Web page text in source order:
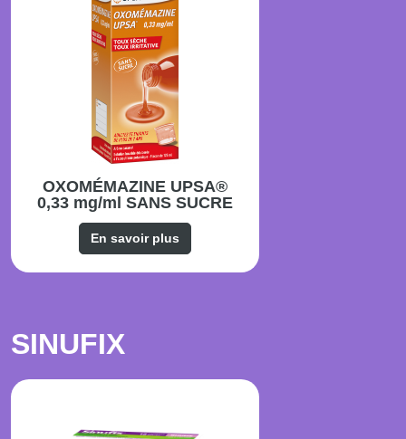
OXOMÉMAZINE UPSA®
0,33 mg/ml SANS SUCRE
En savoir plus
SINUFIX